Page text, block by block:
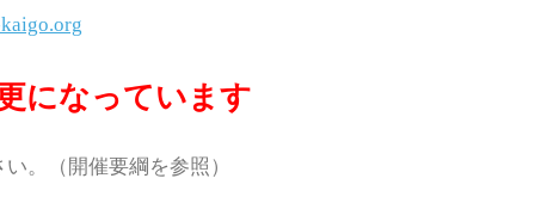
になっています
。（開催要綱を参照）